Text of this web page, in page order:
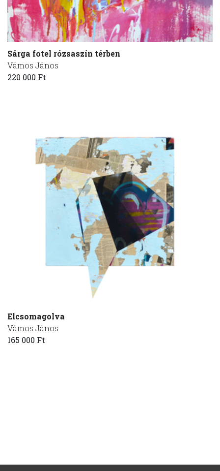
Sárga fotel rózsaszín térben
Vámos János
220 000 Ft
Elcsomagolva
Vámos János
165 000 Ft